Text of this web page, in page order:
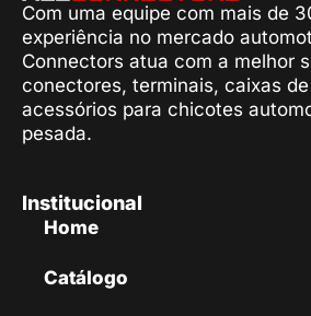
Com uma equipe com mais de
experiência no mercado
Connectors atua com a melhor
conectores, terminais, caixas
acessórios para chicotes
pesada.
Institucional
Home
Catálogo